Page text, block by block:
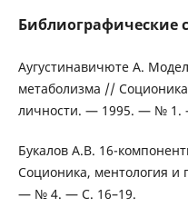
Библиографические
Аугустинавичюте А.
метаболизма //
личности. — 1995. — № 1.
Букалов А.В. 16-
Соционика, ментология и
— № 4. — С. 16–19.